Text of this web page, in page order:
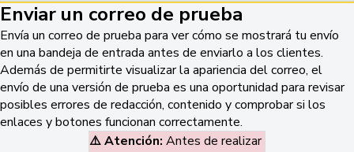
Enviar un correo de prueba
Envía un correo de prueba para ver cómo se mostrará tu envío
en una bandeja de entrada antes de enviarlo a los clientes.
Además de permitirte visualizar la apariencia del correo, el
envío de una versión de prueba es una oportunidad para revisar
posibles errores de redacción, contenido y comprobar si los
enlaces y botones funcionan correctamente.
⚠️ Atención: Antes de realizar